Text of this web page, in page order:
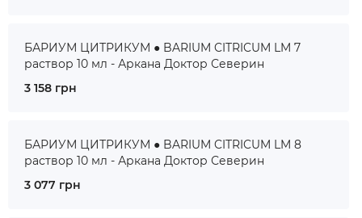
БАРИУМ ЦИТРИКУМ ● BARIUM CITRICUM LM 7
раствор 10 мл - Аркана Доктор Северин
3 158 грн
БАРИУМ ЦИТРИКУМ ● BARIUM CITRICUM LM 8
раствор 10 мл - Аркана Доктор Северин
3 077 грн